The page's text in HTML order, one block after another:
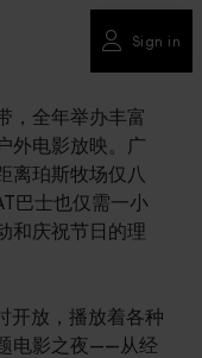
Sign in
，全年举办丰富
外电影放映。广
离珀斯牧场仅八
巴士也仅需一小
和庆祝节日的理
开放，播放着各种
电影之夜——从经